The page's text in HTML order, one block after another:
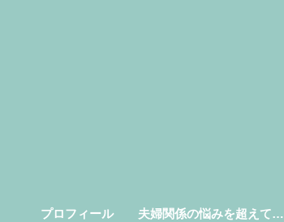
プロフィール 夫婦関係の悩みを超えて…